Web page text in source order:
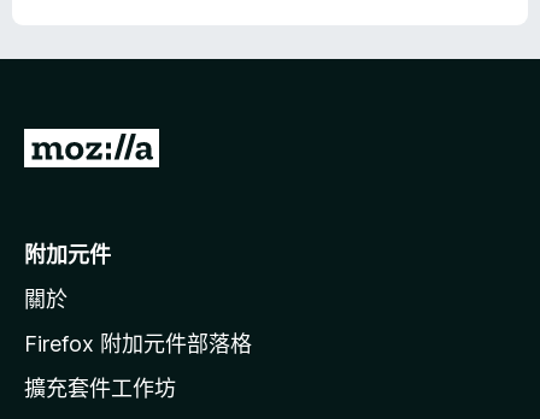
前
o
i
l
a
附加元件
關於
Firefox 附加元件部落格
擴充套件工作坊